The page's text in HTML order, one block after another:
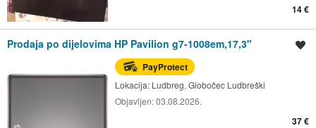
14 €
Prodaja po dijelovima HP Pavilion g7-1008em,17,3"
PayProtect
Lokacija: Ludbreg, Globočec Ludbreški
Objavljen:03.08.2026.
37 €